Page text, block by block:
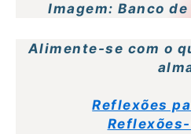
Imagem: Banco
Alimente-se com o
Reflexões